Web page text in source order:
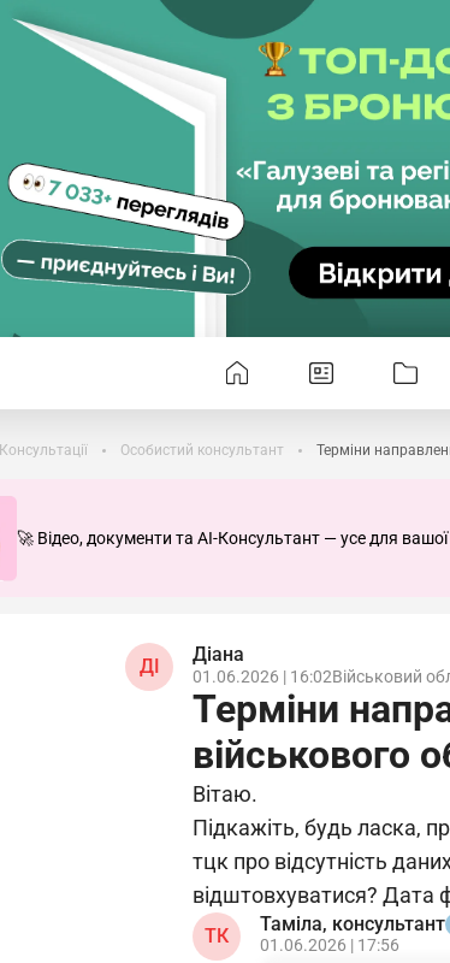
Консультації Особистий консультант Терміни
🚀 Відео, документи та AI-Консультант — усе для вашої
ДІ
Діана
01.06.2026 | 16:02Військовий
Терміни
військового
Вітаю.
Підкажіть, будь ласка,
тцк про відсутність
відштовхуватися? Дата
ТК
Таміла, консультант
01.06.2026 | 17:56